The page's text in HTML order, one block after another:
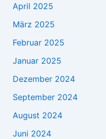
April 2025
März 2025
Februar 2025
Januar 2025
Dezember 2024
September 2024
August 2024
Juni 2024